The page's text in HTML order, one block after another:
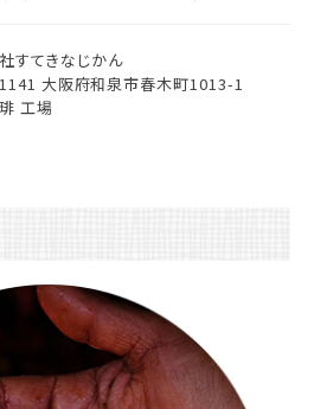
すてきなじかん
大阪府和泉市春木町1013-1
工場